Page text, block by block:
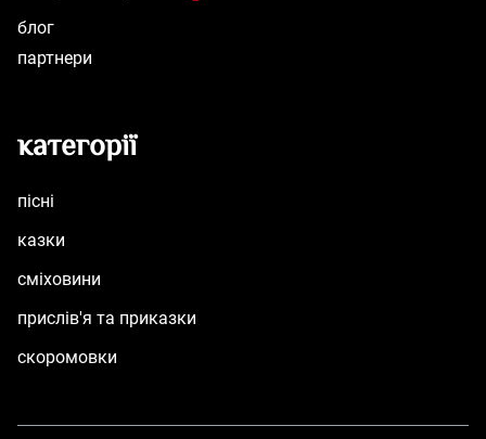
блог
партнери
категорії
пісні
казки
сміховини
прислів'я та приказки
скоромовки